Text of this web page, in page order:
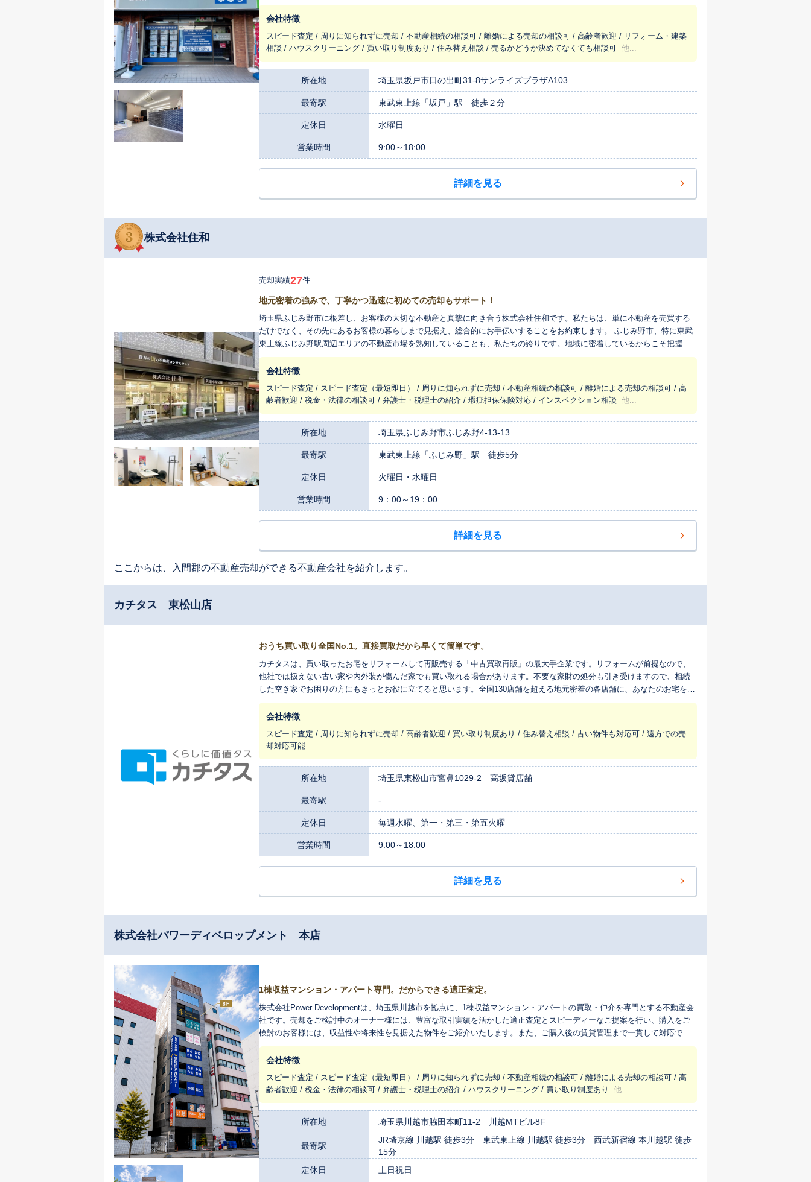
スタッフ一同お待ちしております。
会社特徴
スピード査定 / 周りに知られずに売却 / 不動産相続の相談可 / 離婚による売却の相談可 / 高齢者歓迎 / リフォーム・建築
相談 / ハウスクリーニング / 買い取り制度あり / 住み替え相談 / 売るかどうか決めてなくても相談可 他...
所在地 埼玉県坂戸市日の出町31-8サンライズプラザA103
最寄駅 東武東上線「坂戸」駅 徒歩２分
定休日 水曜日
営業時間 9:00～18:00
詳細を見る
株式会社住和
売却実績27件
地元密着の強みで、丁寧かつ迅速に初めての売却もサポート！
埼玉県ふじみ野市に根差し、お客様の大切な不動産と真摯に向き合う株式会社住和です。私たちは、単に不動産を売買する
だけでなく、その先にあるお客様の暮らしまで見据え、総合的にお手伝いすることをお約束します。 ふじみ野市、特に東武
東上線ふじみ野駅周辺エリアの不動産市場を熟知していることも、私たちの誇りです。地域に密着しているからこそ把握で
きる細やかな市場の動きや購入を希望される方々のご要望を踏まえ、お客様にとってより良い売却計画を立てます。埼玉県
知事免許（4）の番号が示す通り、長年にわたりこの地で積み重ねてきた実績と信頼が、私たちの活動の土台です。特に戸建
気持ちに寄り添い、専門用語をできるだけ使わず、一つひとつ丁寧にご説明することも大切にしています。売却して終わり
ではなく、お客様との末永いお付き合いを願うからこそ、誠実な対応を心がけております。住み替えや相続など、ご売却の
背景にある様々なご事情を汲み取り、お客様一人ひとりに合った解決策をご提案します。 当社の大きな強みは、不動産事業
に加えて建設・リフォーム事業を自社で展開している点にあります。長年、建物の構造や価値を知る専門家の視点から、お
客様の不動産が持つ本来の価値を丁寧に見極めます。目に見える部分だけでなく、建物を長く美しく保つための外装や防水
の状態まで細かく確認し、適正な価格をご提案いたします。必要であれば、物件の魅力を最大限に引き出すためのリフォー
ださい。まずはお気軽にご相談ください。
会社特徴
スピード査定 / スピード査定（最短即日） / 周りに知られずに売却 / 不動産相続の相談可 / 離婚による売却の相談可 / 高
齢者歓迎 / 税金・法律の相談可 / 弁護士・税理士の紹介 / 瑕疵担保保険対応 / インスペクション相談 他...
所在地 埼玉県ふじみ野市ふじみ野4-13-13
最寄駅 東武東上線「ふじみ野」駅 徒歩5分
定休日 火曜日・水曜日
営業時間 9：00～19：00
詳細を見る
ここからは、入間郡の不動産売却ができる不動産会社を紹介します。
カチタス 東松山店
おうち買い取り全国No.1。直接買取だから早くて簡単です。
カチタスは、買い取ったお宅をリフォームして再販売する「中古買取再販」の最大手企業です。リフォームが前提なので、
他社では扱えない古い家や内外装が傷んだ家でも買い取れる場合があります。不要な家財の処分も引き受けますので、相続
した空き家でお困りの方にもきっとお役に立てると思います。全国130店舗を超える地元密着の各店舗に、あなたのお宅を生
まれ変わらせ、長く住みつなぐお手伝いをさせてください。
会社特徴
スピード査定 / 周りに知られずに売却 / 高齢者歓迎 / 買い取り制度あり / 住み替え相談 / 古い物件も対応可 / 遠方での売
却対応可能
所在地 埼玉県東松山市宮鼻1029-2 高坂貸店舗
最寄駅 -
定休日 毎週水曜、第一・第三・第五火曜
営業時間 9:00～18:00
詳細を見る
株式会社パワーディベロップメント 本店
1棟収益マンション・アパート専門。だからできる適正査定。
株式会社Power Developmentは、埼玉県川越市を拠点に、1棟収益マンション・アパートの買取・仲介を専門とする不動産会
社です。売却をご検討中のオーナー様には、豊富な取引実績を活かした適正査定とスピーディーなご提案を行い、購入をご
検討のお客様には、収益性や将来性を見据えた物件をご紹介いたします。また、ご購入後の賃貸管理まで一貫して対応でき
るため、安心して資産運用を始めていただけます。収益不動産の売却・購入・管理まで、ワンストップでサポートいたしま
す。
会社特徴
スピード査定 / スピード査定（最短即日） / 周りに知られずに売却 / 不動産相続の相談可 / 離婚による売却の相談可 / 高
齢者歓迎 / 税金・法律の相談可 / 弁護士・税理士の紹介 / ハウスクリーニング / 買い取り制度あり
他...
所在地 埼玉県川越市脇田本町11-2 川越MTビル8F
最寄駅
JR埼京線 川越駅 徒歩3分 東武東上線 川越駅 徒歩3分 西武新宿線 本川越駅 徒歩
15分
定休日
土日祝日